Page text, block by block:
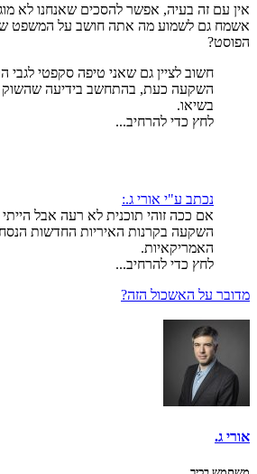
אין עם זה בעיה, אפשר להסכים שאנחנו לא
אשמח גם לשמוע מה אתה חושב על המשפט
הפוסט?
חשוב לציין גם שאני טיפה סקפטי לגבי
השקעה כעת, בהתחשב בידיעה
בשיאו.
לחץ כדי להרחיב...
נכתב ע"י אורי ג.:
אם ככה זוהי תוכנית לא רעה אבל הייתי
השקעה בקרנות האיריות החדשות
האמריקאיות.
לחץ כדי להרחיב...
מדובר על האשכול הזה?
אורי ג.